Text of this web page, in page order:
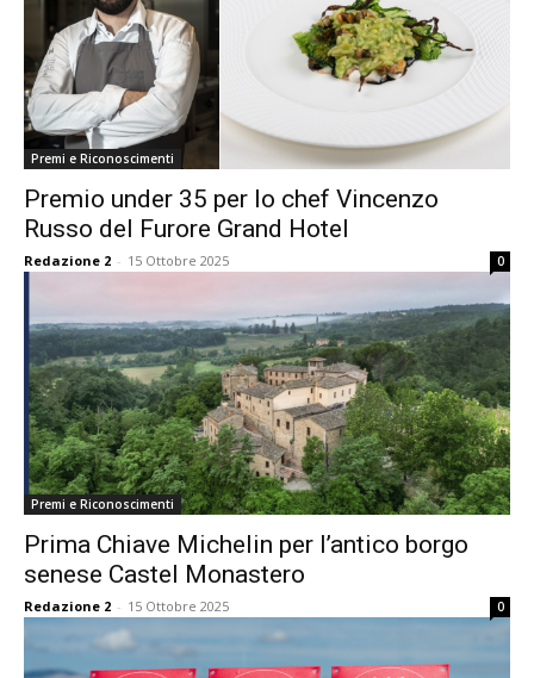
Premi e Riconoscimenti
Premio under 35 per lo chef Vincenzo
Russo del Furore Grand Hotel
Redazione 2 - 15 Ottobre 2025 0
Premi e Riconoscimenti
Prima Chiave Michelin per l’antico borgo
senese Castel Monastero
Redazione 2 - 15 Ottobre 2025 0